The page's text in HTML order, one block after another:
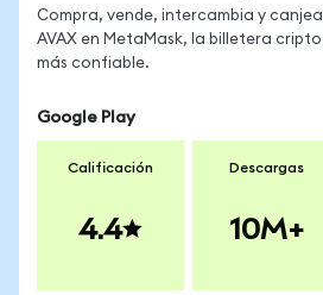
Compra, vende, intercambia y canjea
AVAX en MetaMask, la billetera cripto
más confiable.
Google Play
Calificación
4.4
Descargas
10M+